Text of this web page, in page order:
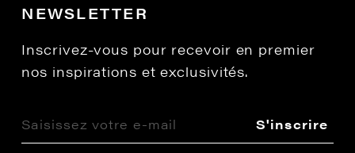
NEWSLETTER
Inscrivez-vous pour recevoir en premier
nos inspirations et exclusivités.
S'inscrire